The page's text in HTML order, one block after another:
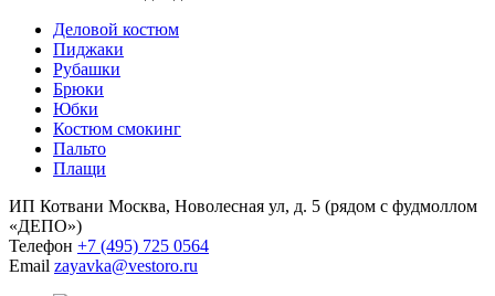
Деловой костюм
Пиджаки
Рубашки
Брюки
Юбки
Костюм смокинг
Пальто
Плащи
ИП Котвани Москва, Новолесная ул, д. 5 (рядом с фудмоллом
«ДЕПО»)
Телефон +7 (495) 725 0564
Email zayavka@vestoro.ru